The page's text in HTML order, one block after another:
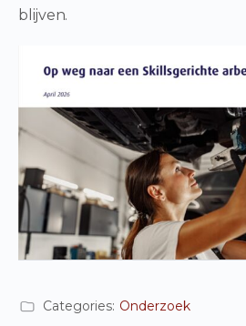
blijven.
Categories: Onderzoek